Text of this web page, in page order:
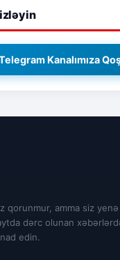
Kanalımıza
qorunmur, amma siz
dərc olunan
edin.